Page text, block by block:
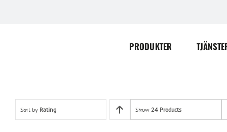
PRODUKTER
Sort by Rating Show 24 Products